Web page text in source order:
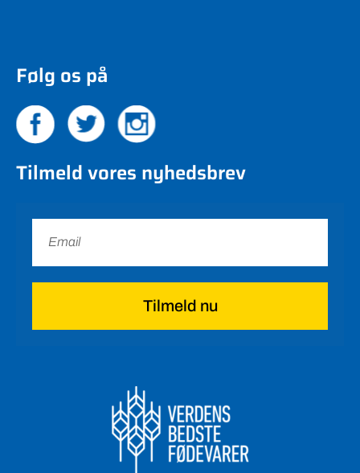
Følg os på
Tilmeld vores nyhedsbrev
Tilmeld nu